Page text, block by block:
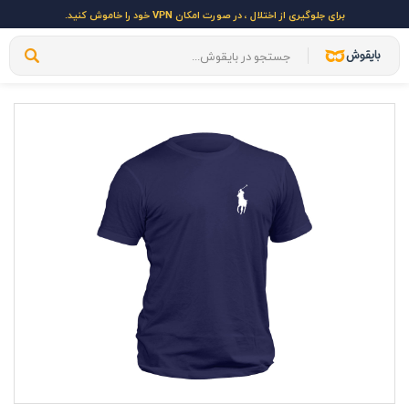
برای جلوگیری از اختلال ، در صورت امکان VPN خود را خاموش کنید.